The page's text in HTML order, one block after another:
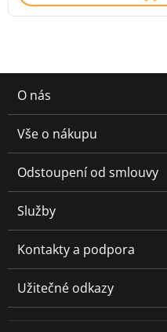
O nás
Vše o nákupu
Odstoupení od smlouvy
Služby
Kontakty a podpora
Užitečné odkazy